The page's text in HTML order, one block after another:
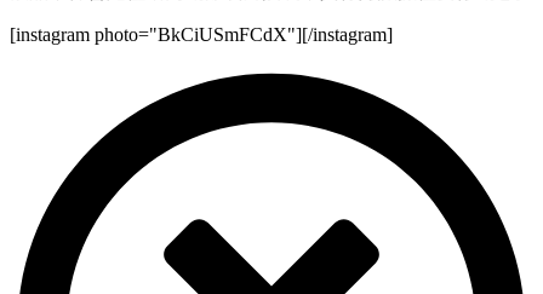
[instagram photo="BkCiUSmFCdX"][/instagram]